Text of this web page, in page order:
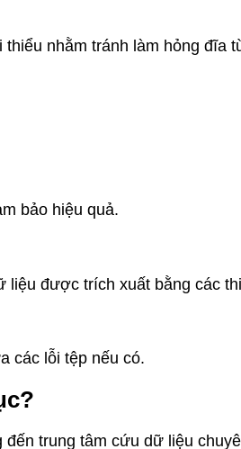
nhằm tránh làm hỏng đĩa
bảo hiệu quả.
được trích xuất bằng các
các lỗi tệp nếu có.
trung tâm cứu dữ liệu